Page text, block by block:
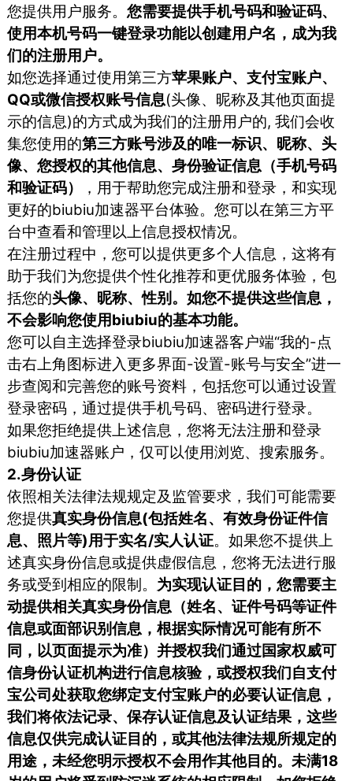
您提供用户服务。您需要提供手机号码和验证码、
使用本机号码一键登录功能以创建用户名，成为我
们的注册用户。
如您选择通过使用第三方苹果账户、支付宝账户、
QQ或微信授权账号信息(头像、昵称及其他页面提
示的信息)的方式成为我们的注册用户的, 我们会收
集您使用的第三方账号涉及的唯一标识、昵称、头
像、您授权的其他信息、身份验证信息（手机号码
和验证码）
，用于帮助您完成注册和登录，和实现
更好的biubiu加速器平台体验。您可以在第三方平
台中查看和管理以上信息授权情况。
在注册过程中，您可以提供更多个人信息，这将有
助于我们为您提供个性化推荐和更优服务体验，包
括您的头像、昵称、性别。如您不提供这些信息，
不会影响您使用biubiu的基本功能。
您可以自主选择登录biubiu加速器客户端“我的-点
击右上角图标进入更多界面-设置-账号与安全”进一
步查阅和完善您的账号资料，包括您可以通过设置
登录密码，通过提供手机号码、密码进行登录。
如果您拒绝提供上述信息，您将无法注册和登录
biubiu加速器账户，仅可以使用浏览、搜索服务。
2.身份认证
依照相关法律法规规定及监管要求，我们可能需要
您提供真实身份信息(包括姓名、有效身份证件信
息、照片等)用于实名/实人认证。如果您不提供上
述真实身份信息或提供虚假信息，您将无法进行服
务或受到相应的限制。 为实现认证目的，您需要主
动提供相关真实身份信息（姓名、证件号码等证件
信息或面部识别信息，根据实际情况可能有所不
同，以页面提示为准）并授权我们通过国家权威可
信身份认证机构进行信息核验，或授权我们自支付
宝公司处获取您绑定支付宝账户的必要认证信息，
我们将依法记录、保存认证信息及认证结果，这些
信息仅供完成认证目的，或其他法律法规所规定的
用途，未经您明示授权不会用作其他目的。未满18